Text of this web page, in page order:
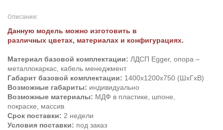
Описание:
Данную модель можно изготовить в
различных цветах, материалах и конфигурациях.
Материал базовой комплектации: ЛДСП Egger, опора –
металлокаркас, кабель менеджмент
Габарит базовой комплектации: 1400х1200х750 (ШхГхВ)
Возможные габариты: индивидуально
Возможные материалы: МДФ в пластике, шпоне,
покраске, массив
Срок поставки: 2 недели
Условия поставки: под заказ